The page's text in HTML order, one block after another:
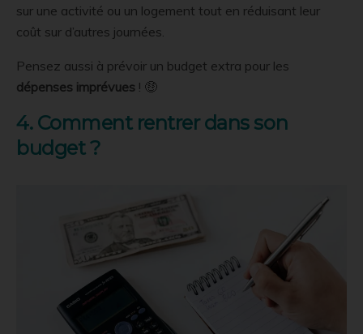
sur une activité ou un logement tout en réduisant leur
coût sur d’autres journées.
Pensez aussi à prévoir un budget extra pour les
dépenses imprévues ! 🤑
4. Comment rentrer dans son
budget ?